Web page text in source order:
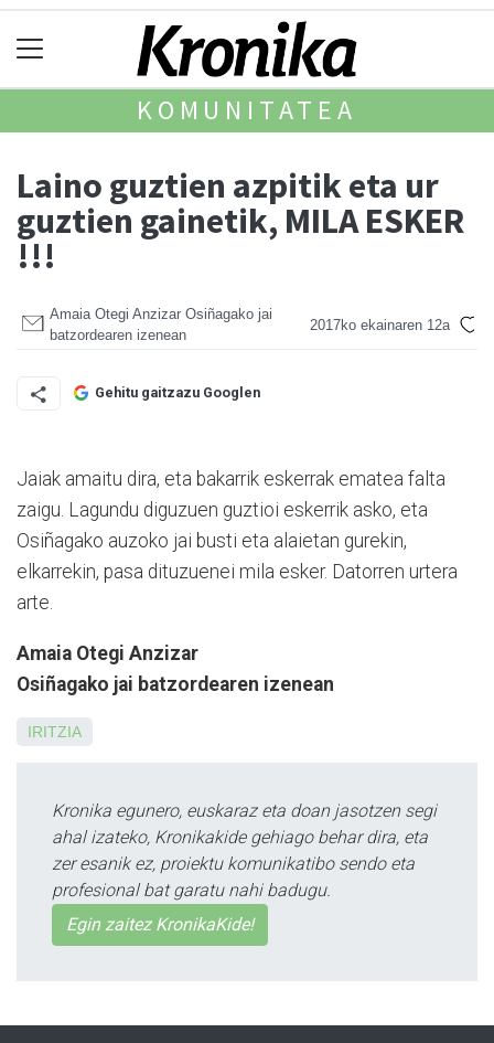
KOMUNITATEA
Laino guztien azpitik eta ur
guztien gainetik, MILA ESKER
!!!
Amaia Otegi Anzizar Osiñagako jai
batzordearen izenean
2017ko ekainaren 12a
Gehitu gaitzazu Googlen
Jaiak amaitu dira, eta bakarrik eskerrak ematea falta
zaigu. Lagundu diguzuen guztioi eskerrik asko, eta
Osiñagako auzoko jai busti eta alaietan gurekin,
elkarrekin, pasa dituzuenei mila esker. Datorren urtera
arte.
Amaia Otegi Anzizar
Osiñagako jai batzordearen izenean
IRITZIA
Kronika egunero, euskaraz eta doan jasotzen segi
ahal izateko, Kronikakide gehiago behar dira, eta
zer esanik ez, proiektu komunikatibo sendo eta
profesional bat garatu nahi badugu.
Egin zaitez KronikaKide!